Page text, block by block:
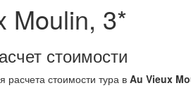
Moulin, 3*
стоимости
расчета стоимости тура в Au Vieux